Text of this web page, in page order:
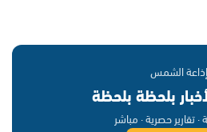
إذاعة الشمس
بلحظة بلحظة
· تقارير حصرية · مباشر